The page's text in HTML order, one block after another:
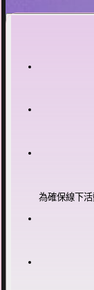
為確保線下